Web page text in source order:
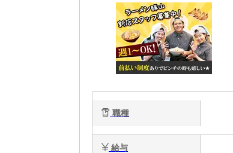
職種
給与